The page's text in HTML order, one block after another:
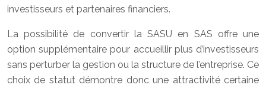
investisseurs et partenaires financiers.
La possibilité de convertir la SASU en SAS offre une
option supplémentaire pour accueillir plus d’investisseurs
sans perturber la gestion ou la structure de l’entreprise. Ce
choix de statut démontre donc une attractivité certaine